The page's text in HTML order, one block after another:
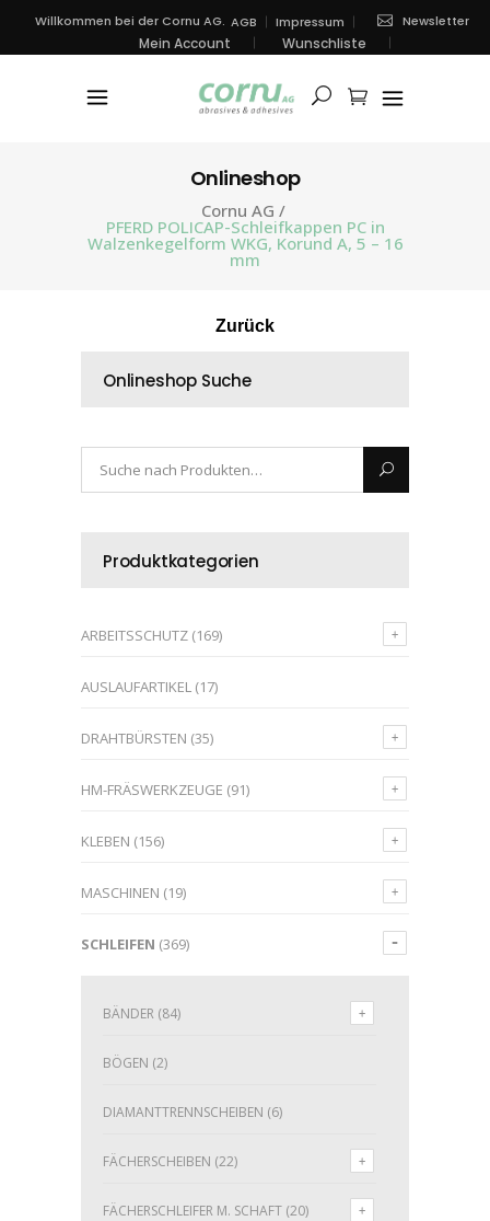
Willkommen bei der Cornu AG. AGB Impressum Newsletter
Mein Account Wunschliste
Onlineshop
Cornu AG /
PFERD POLICAP-Schleifkappen PC in
Walzenkegelform WKG, Korund A, 5 – 16
mm
Zurück
Onlineshop Suche
Produktkategorien
ARBEITSSCHUTZ (169)
AUSLAUFARTIKEL (17)
DRAHTBÜRSTEN (35)
HM-FRÄSWERKZEUGE (91)
KLEBEN (156)
MASCHINEN (19)
SCHLEIFEN (369)
BÄNDER (84)
BÖGEN (2)
DIAMANTTRENNSCHEIBEN (6)
FÄCHERSCHEIBEN (22)
FÄCHERSCHLEIFER M. SCHAFT (20)